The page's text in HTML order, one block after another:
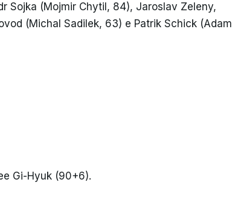
Sojka (Mojmir Chytil, 84), Jaroslav Zeleny,
(Michal Sadilek, 63) e Patrik Schick (Adam
Gi-Hyuk (90+6).